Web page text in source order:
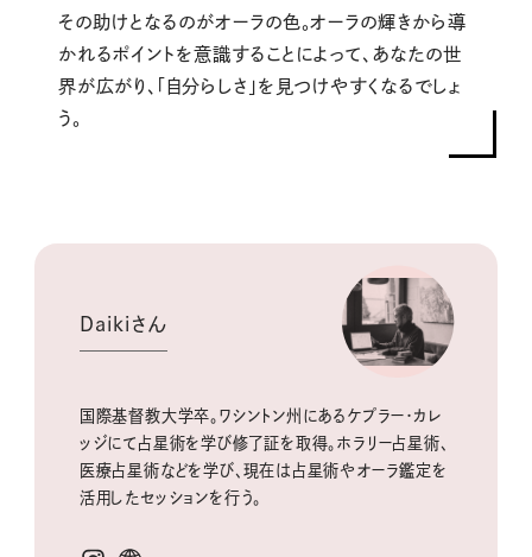
その助けとなるのがオーラの色。オーラの輝きから導
かれるポイントを意識することによって、あなたの世
界が広がり、「自分らしさ」を見つけやすくなるでしょ
う。
Daikiさん
国際基督教大学卒。ワシントン州にあるケプラー・カレ
ッジにて占星術を学び修了証を取得。ホラリー占星術、
医療占星術などを学び、現在は占星術やオーラ鑑定を
活用したセッションを行う。